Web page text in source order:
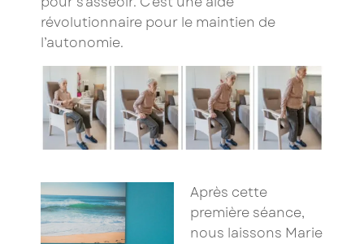
révolutionnaire pour le maintien de
l’autonomie.
Après cette
première séance,
nous laissons Marie